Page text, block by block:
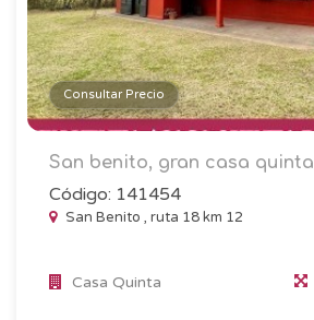
Consultar Precio
San benito, gran casa quinta
Código: 141454
San Benito , ruta 18 km 12
Casa Quinta